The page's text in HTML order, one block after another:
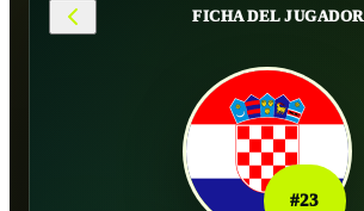
FICHA DEL JUGADOR
#23